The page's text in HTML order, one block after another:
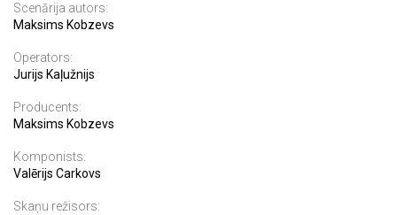
Scenārija autors:
Maksims Kobzevs
Operators:
Jurijs Kaļužnijs
Producents:
Maksims Kobzevs
Komponists:
Valērijs Carkovs
Skaņu režisors: